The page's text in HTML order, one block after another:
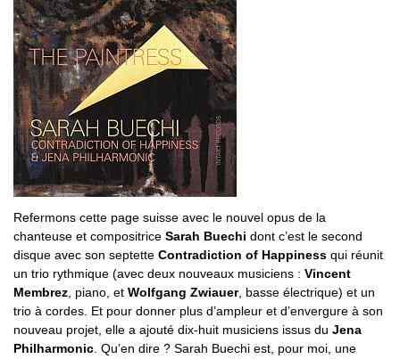
Refermons cette page suisse avec le nouvel opus de la
chanteuse et compositrice Sarah Buechi dont c’est le second
disque avec son septette Contradiction of Happiness qui réunit
un trio rythmique (avec deux nouveaux musiciens : Vincent
Membrez, piano, et Wolfgang Zwiauer, basse électrique) et un
trio à cordes. Et pour donner plus d’ampleur et d’envergure à son
nouveau projet, elle a ajouté dix-huit musiciens issus du Jena
Philharmonic. Qu’en dire ? Sarah Buechi est, pour moi, une